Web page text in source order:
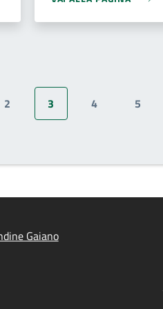
Pagina
2
Pagina attuale
3
Pagina
4
Pagina
5
Gaiano